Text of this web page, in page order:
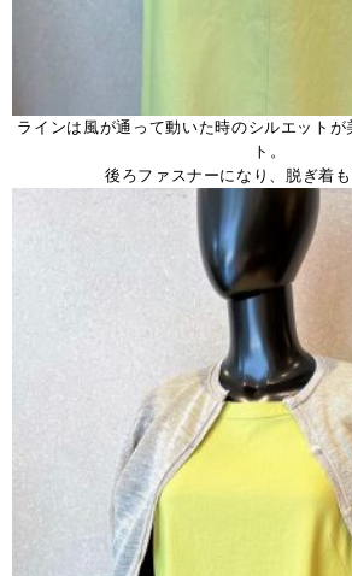
ラインは風が通って動いた時のシルエットが
ト。
後ろファスナーになり、脱ぎ着